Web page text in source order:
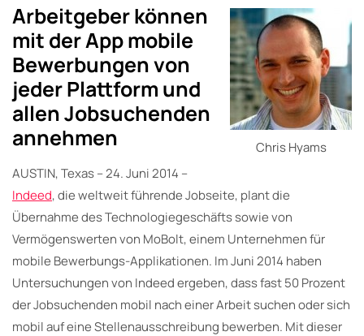
Chris Hyams
Arbeitgeber können
mit der App mobile
Bewerbungen von
jeder Plattform und
allen Jobsuchenden
annehmen
AUSTIN, Texas – 24. Juni 2014 –
Indeed, die weltweit führende Jobseite, plant die
Übernahme des Technologiegeschäfts sowie von
Vermögenswerten von MoBolt, einem Unternehmen für
mobile Bewerbungs-Applikationen. Im Juni 2014 haben
Untersuchungen von Indeed ergeben, dass fast 50 Prozent
der Jobsuchenden mobil nach einer Arbeit suchen oder sich
mobil auf eine Stellenausschreibung bewerben. Mit dieser